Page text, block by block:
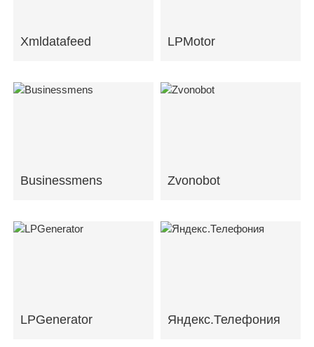
Xmldatafeed LPMotor
Businessmens Zvonobot
LPGenerator Яндекс.Телефония